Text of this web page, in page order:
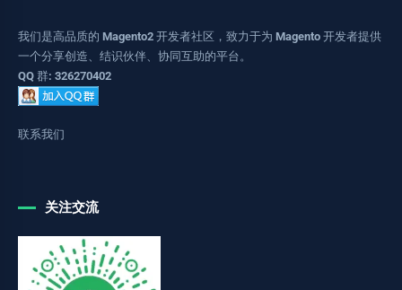
我们是高品质的 Magento2 开发者社区，致力于为 Magento 开发者提供
一个分享创造、结识伙伴、协同互助的平台。
QQ 群: 326270402
联系我们
关注交流